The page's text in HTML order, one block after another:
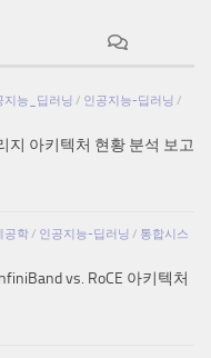
지능_딥러닝 / 인공지능-딥러닝 /
지 아키텍처 현황 분석 보고
공학/ 인공지능-딥러닝 / 통합시스
vs. RoCE 아키텍처